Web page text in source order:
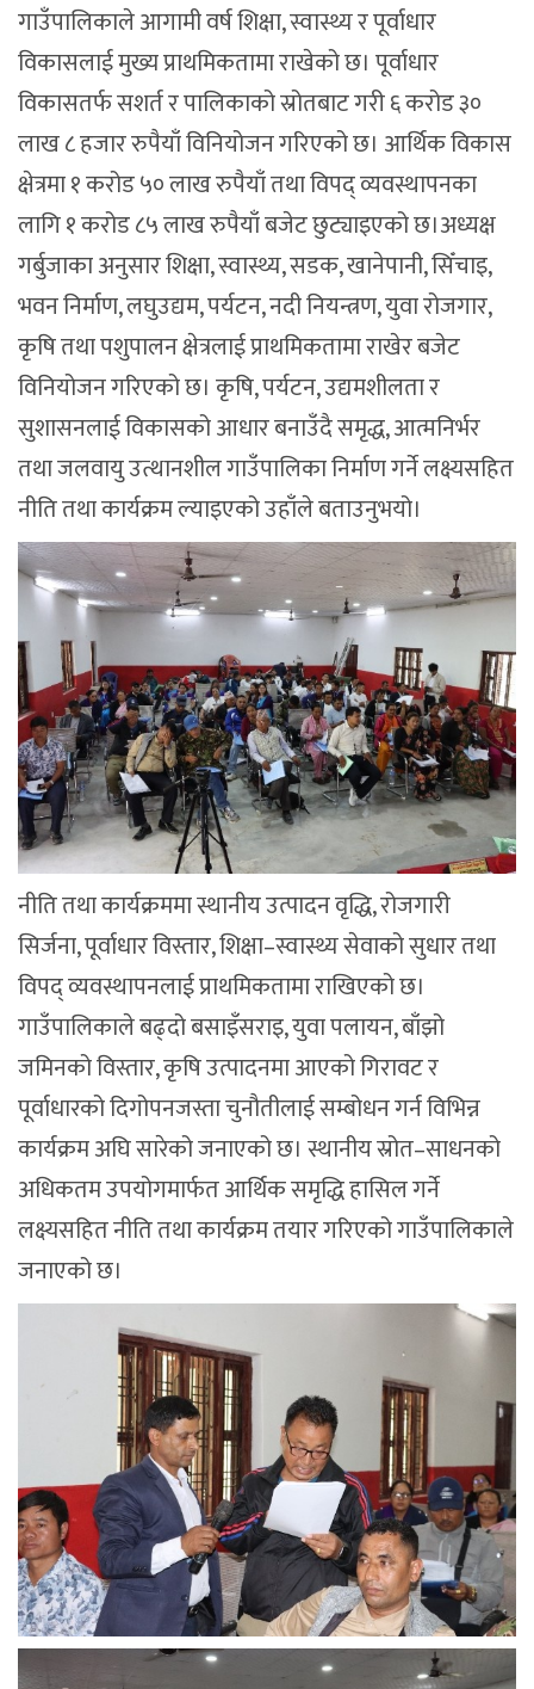
गाउँपालिकाले आगामी वर्ष शिक्षा, स्वास्थ्य र पूर्वाधार
विकासलाई मुख्य प्राथमिकतामा राखेको छ। पूर्वाधार
विकासतर्फ सशर्त र पालिकाको स्रोतबाट गरी ६ करोड ३०
लाख ८ हजार रुपैयाँ विनियोजन गरिएको छ। आर्थिक विकास
क्षेत्रमा १ करोड ५० लाख रुपैयाँ तथा विपद् व्यवस्थापनका
लागि १ करोड ८५ लाख रुपैयाँ बजेट छुट्याइएको छ।अध्यक्ष
गर्बुजाका अनुसार शिक्षा, स्वास्थ्य, सडक, खानेपानी, सिँचाइ,
भवन निर्माण, लघुउद्यम, पर्यटन, नदी नियन्त्रण, युवा रोजगार,
कृषि तथा पशुपालन क्षेत्रलाई प्राथमिकतामा राखेर बजेट
विनियोजन गरिएको छ। कृषि, पर्यटन, उद्यमशीलता र
सुशासनलाई विकासको आधार बनाउँदै समृद्ध, आत्मनिर्भर
तथा जलवायु उत्थानशील गाउँपालिका निर्माण गर्ने लक्ष्यसहित
नीति तथा कार्यक्रम ल्याइएको उहाँले बताउनुभयो।
नीति तथा कार्यक्रममा स्थानीय उत्पादन वृद्धि, रोजगारी
सिर्जना, पूर्वाधार विस्तार, शिक्षा–स्वास्थ्य सेवाको सुधार तथा
विपद् व्यवस्थापनलाई प्राथमिकतामा राखिएको छ।
गाउँपालिकाले बढ्दो बसाइँसराइ, युवा पलायन, बाँझो
जमिनको विस्तार, कृषि उत्पादनमा आएको गिरावट र
पूर्वाधारको दिगोपनजस्ता चुनौतीलाई सम्बोधन गर्न विभिन्न
कार्यक्रम अघि सारेको जनाएको छ। स्थानीय स्रोत–साधनको
अधिकतम उपयोगमार्फत आर्थिक समृद्धि हासिल गर्ने
लक्ष्यसहित नीति तथा कार्यक्रम तयार गरिएको गाउँपालिकाले
जनाएको छ।